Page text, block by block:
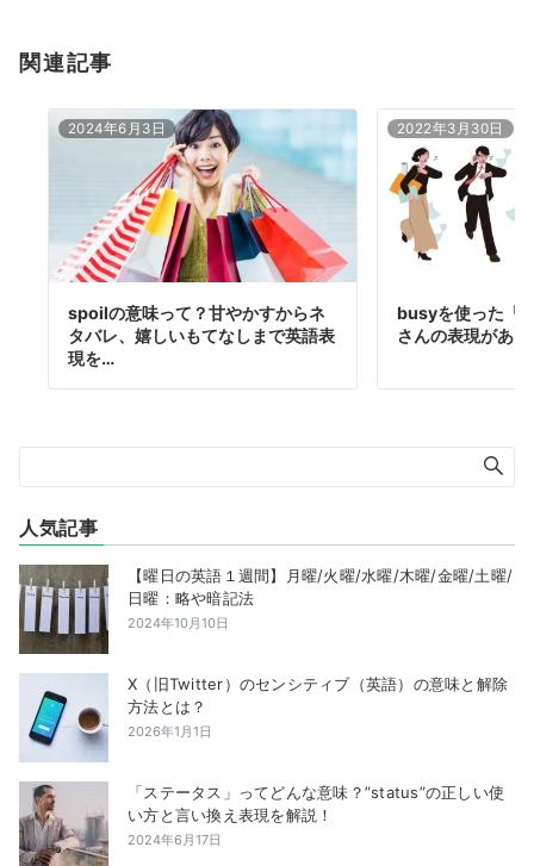
関連記事
2024年6月3日
spoilの意味って？甘やかすからネ
タバレ、嬉しいもてなしまで英語表
現を…
2022年3月30日
busyを使った「
さんの表現がある
人気記事
【曜日の英語１週間】月曜/火曜/水曜/木曜/金曜/土曜/
日曜：略や暗記法
2024年10月10日
X（旧Twitter）のセンシティブ（英語）の意味と解除
方法とは？
2026年1月1日
「ステータス」ってどんな意味？”status”の正しい使
い方と言い換え表現を解説！
2024年6月17日